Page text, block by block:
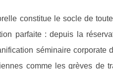
constitue le socle de toute
parfaite : depuis la
séminaire corporate
comme les grèves de